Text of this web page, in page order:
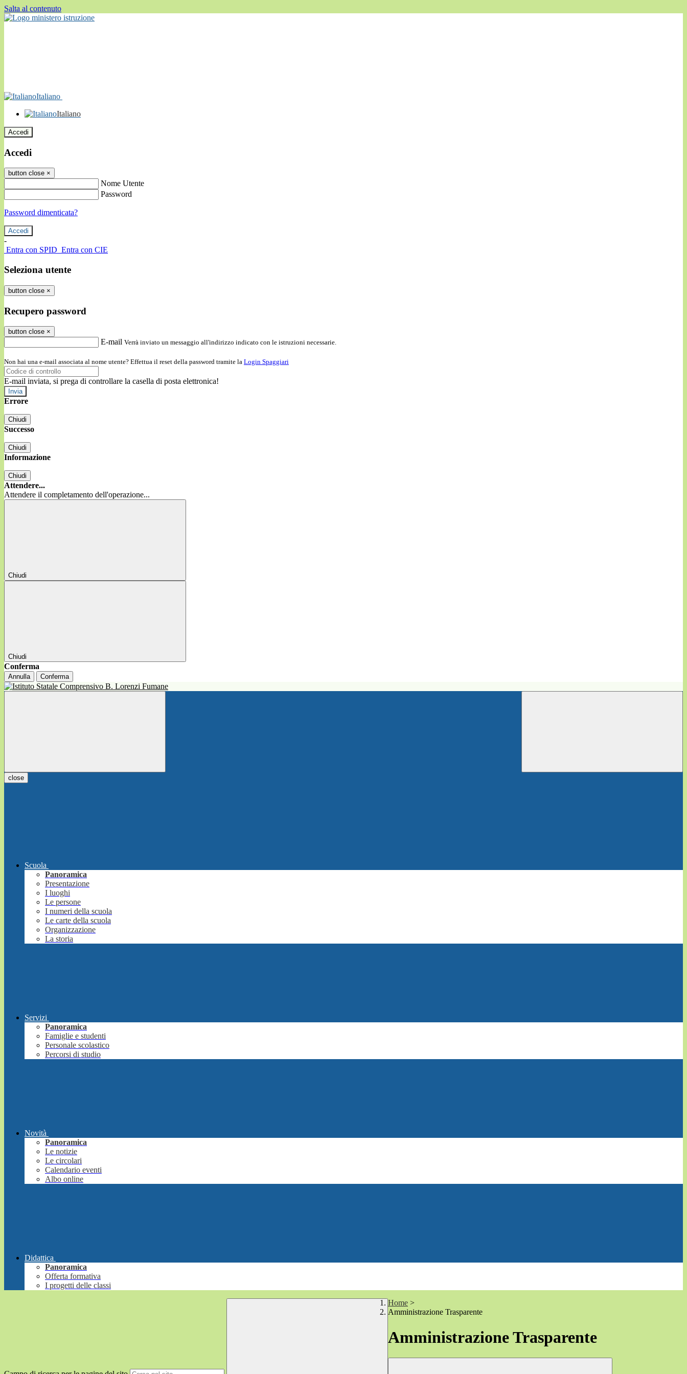
Salta al contenuto
Italiano
Italiano
Accedi
Accedi
button close ×
Nome Utente
Password
Password dimenticata?
-
Entra con SPID Entra con CIE
Seleziona utente
button close ×
Recupero password
button close ×
E-mail Verrà inviato un messaggio all'indirizzo indicato con le istruzioni necessarie.
Non hai una e-mail associata al nome utente? Effettua il reset della password tramite la Login Spaggiari
E-mail inviata, si prega di controllare la casella di posta elettronica!
Errore
Chiudi
Successo
Chiudi
Informazione
Chiudi
Attendere...
Attendere il completamento dell'operazione...
Chiudi
Chiudi
Conferma
Annulla Conferma
close
Scuola
Panoramica
Presentazione
I luoghi
Le persone
I numeri della scuola
Le carte della scuola
Organizzazione
La storia
Servizi
Panoramica
Famiglie e studenti
Personale scolastico
Percorsi di studio
Novità
Panoramica
Le notizie
Le circolari
Calendario eventi
Albo online
Didattica
Panoramica
Offerta formativa
I progetti delle classi
Home >
Amministrazione Trasparente
Amministrazione Trasparente